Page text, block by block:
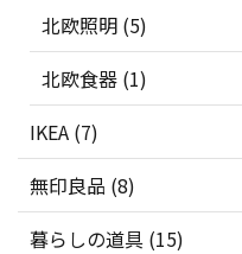
北欧照明 (5)
北欧食器 (1)
IKEA (7)
無印良品 (8)
暮らしの道具 (15)